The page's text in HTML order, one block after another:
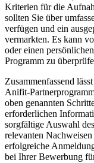
Kriterien⁤ für die
sollten Sie über
verfügen und ein
vermarkten. Es kann
oder einen
Programm zu
Zusammenfassend
Anifit-
oben genannten
erforderlichen
sorgfältige Auswahl
relevanten
erfolgreiche
bei Ihrer Bewerbung